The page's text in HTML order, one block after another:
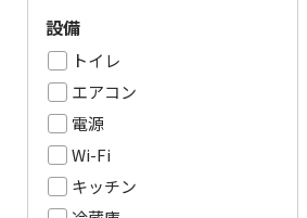
設備
キッチン
トイレ
エアコン
電源
Wi-Fi